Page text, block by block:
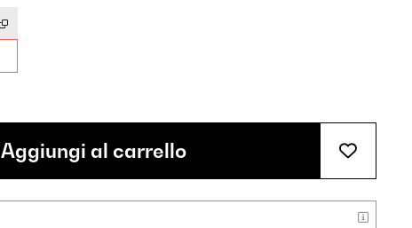
Aggiungi al carrello